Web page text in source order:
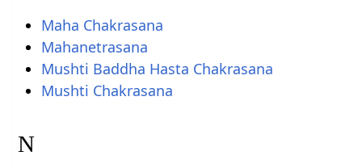
Maha Chakrasana
Mahanetrasana
Mushti Baddha Hasta Chakrasana
Mushti Chakrasana
N